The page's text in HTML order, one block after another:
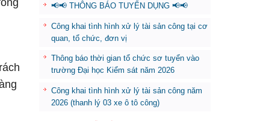
📢📢 THÔNG BÁO TUYỂN DỤNG 📢📢
Công khai tình hình xử lý tài sản công tại cơ
quan, tổ chức, đơn vị
Thông báo thời gian tổ chức sơ tuyển vào
trường Đại học Kiểm sát năm 2026
Công khai tình hình xử lý tài sản công năm
2026 (thanh lý 03 xe ô tô công)